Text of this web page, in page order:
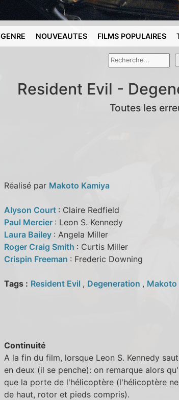
GENRE NOUVEAUTES FILMS POPULAIRES
Resident Evil -
Toutes les
Réalisé par Makoto Kamiya
Alyson Court : Claire Redfield
Paul Mercier : Leon S. Kennedy
Laura Bailey : Angela Miller
Roger Craig Smith : Curtis Miller
Crispin Freeman : Frederic Downing
Tags : Resident Evil , Degeneration , Makoto
Continuité
A la fin du film, lorsque Leon S. Kennedy
en deux (il se penche): on remarque alors
que la porte de l'hélicoptère (l'hélicoptère
de haut, rotor et pieds compris).